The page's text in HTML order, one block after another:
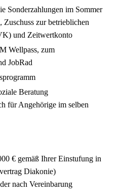
Sonderzahlungen im Sommer
Zuschuss zur betrieblichen
und Zeitwertkonto
Wellpass, zum
JobRad
Beratung
für Angehörige im selben
€ gemäß Ihrer Einstufung in
Diakonie)
nach Vereinbarung